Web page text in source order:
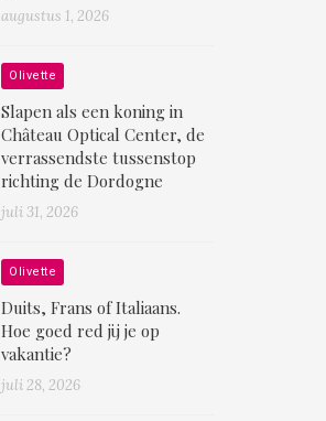
augustus 1, 2026
Olivette
Slapen als een koning in
Château Optical Center, de
verrassendste tussenstop
richting de Dordogne
juli 31, 2026
Olivette
Duits, Frans of Italiaans.
Hoe goed red jij je op
vakantie?
juli 28, 2026